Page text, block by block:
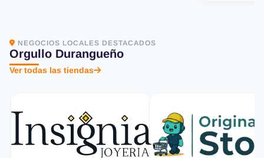
NEGOCIOS LOCALES DESTACADOS
Orgullo Durangueño
Ver todas las tiendas